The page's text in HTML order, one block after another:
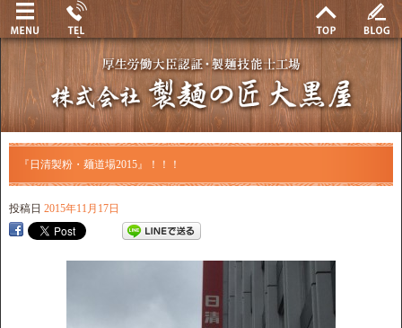
『日清製粉・麺道場2015』！！！
投稿日 2015年11月17日